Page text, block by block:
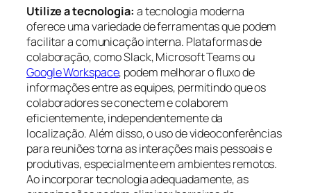
Utilize a tecnologia: a tecnologia moderna
oferece uma variedade de ferramentas que podem
facilitar a comunicação interna. Plataformas de
colaboração, como Slack, Microsoft Teams ou
Google Workspace, podem melhorar o fluxo de
informações entre as equipes, permitindo que os
colaboradores se conectem e colaborem
eficientemente, independentemente da
localização. Além disso, o uso de videoconferências
para reuniões torna as interações mais pessoais e
produtivas, especialmente em ambientes remotos.
Ao incorporar tecnologia adequadamente, as